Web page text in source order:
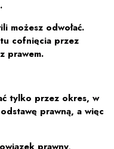
możesz odwołać.
cofnięcia przez
prawem.
tylko przez okres, w
prawną, a więc